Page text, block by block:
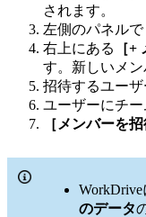
されます。
左側のパネルで
右上にある
［+
す。新しいメン
招待するユーザ
ユーザーにチー
［メンバーを招
WorkDrive
のデータ